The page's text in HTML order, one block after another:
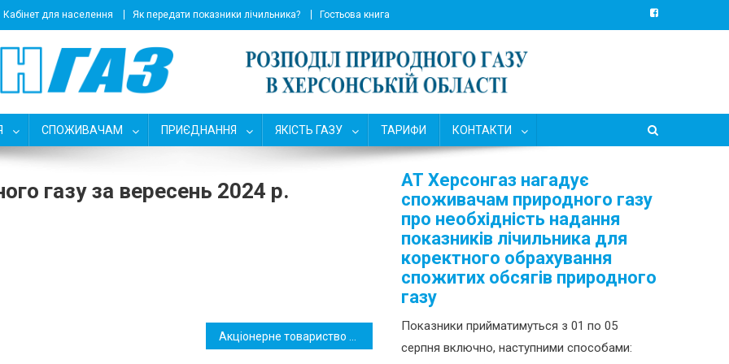
Кабінет для населення Як передати показники лічильника? Гостьова книга
СПОЖИВАЧАМ ПРИЄДНАННЯ ЯКІСТЬ ГАЗУ ТАРИФИ КОНТАКТИ
газу за вересень 2024 р.
АТ Херсонгаз нагадує
споживачам природного газу
про необхідність надання
показників лічильника для
коректного обрахування
спожитих обсягів природного
газу
Показники прийматимуться з 01 по 05
серпня включно, наступними способами: